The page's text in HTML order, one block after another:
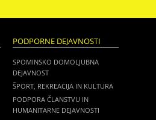
PODPORNE DEJAVNOSTI
SPOMINSKO DOMOLJUBNA
DEJAVNOST
ŠPORT, REKREACIJA IN KULTURA
PODPORA ČLANSTVU IN
HUMANITARNE DEJAVNOSTI